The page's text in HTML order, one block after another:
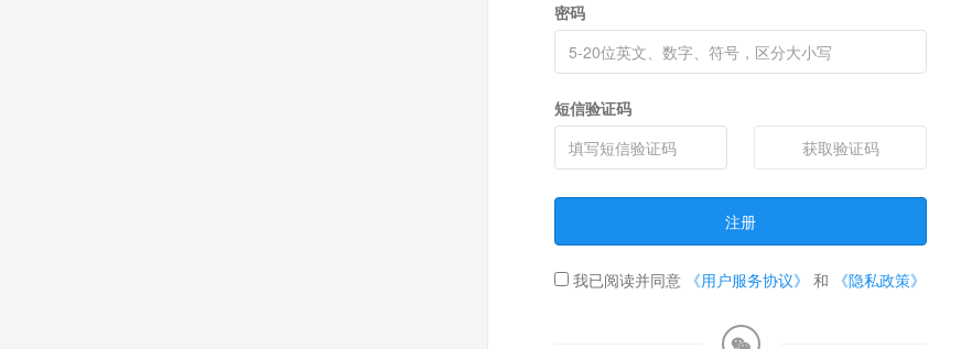
密码
短信验证码
获取验证码
注册
我已阅读并同意 《用户服务协议》 和 《隐私政策》